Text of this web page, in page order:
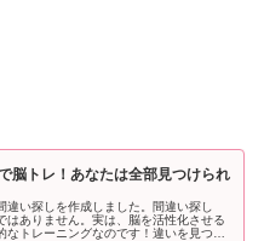
脳トレ！あなたは全部見つけられ
違い探しを作成しました。間違い探し
はありません。実は、脳を活性化させる
なトレーニングなのです！違いを見つけ